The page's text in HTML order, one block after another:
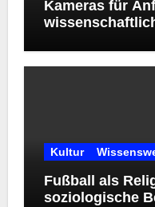
Kameras für
richtigen
Kultur
Fußball als
soziologische